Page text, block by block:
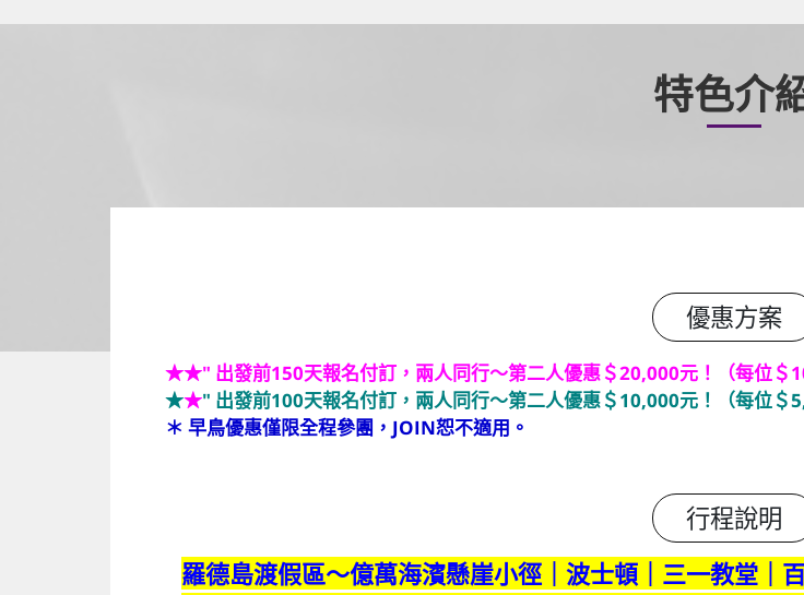
特色介
優惠方案
★★" 出發前150天報名付訂，兩人同行～第二人優惠＄20,000元！（每位＄
★★" 出發前100天報名付訂，兩人同行～第二人優惠＄10,000元！（每位＄
＊ 早鳥優惠僅限全程參團，JOIN恕不適用。
行程說明
羅德島渡假區～億萬海濱懸崖小徑｜波士頓｜三一教堂｜